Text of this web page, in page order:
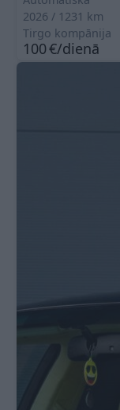
2026
1231 km
Tirgo kompānija
100€/dienā